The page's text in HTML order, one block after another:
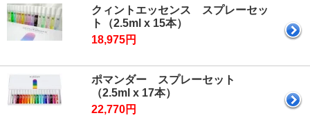
クィントエッセンス スプレーセッ
ト（2.5ml x 15本）
18,975円
ポマンダー スプレーセット
（2.5ml x 17本）
22,770円